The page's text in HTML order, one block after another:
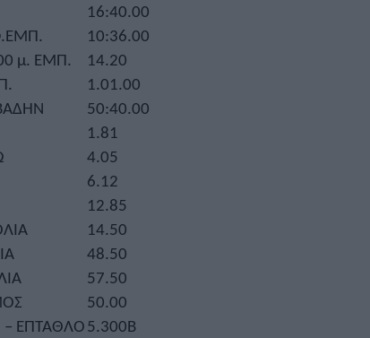
16:40.00
10:36.00
μ. ΕΜΠ.
14.20
1.01.00
50:40.00
1.81
4.05
6.12
12.85
14.50
48.50
57.50
50.00
ΕΠΤΑΘΛΟ5.300Β